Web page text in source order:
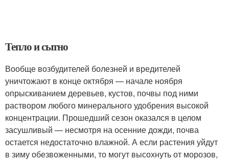
Тепло и сытно
Вообще возбудителей болезней и вредителей
уничтожают в конце октября — начале ноября
опрыскиванием деревьев, кустов, почвы под ними
раствором любого минерального удобрения высокой
концентрации. Прошедший сезон оказался в целом
засушливый — несмотря на осенние дожди, почва
остается недостаточно влажной. А если растения уйдут
в зиму обезвоженными, то могут высохнуть от морозов,